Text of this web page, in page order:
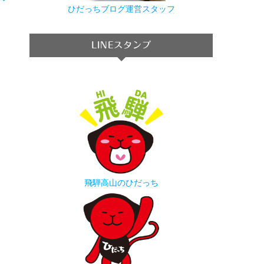
ひだっちブログ運営スタッフ
LINEスタンプ
飛騨高山のひだっち